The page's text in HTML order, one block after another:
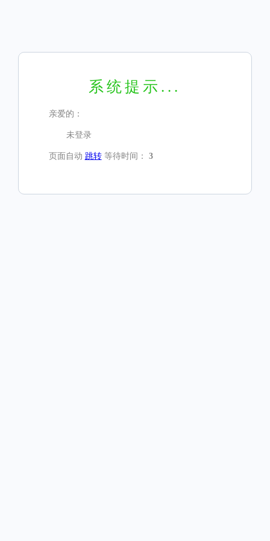
系统提示...
亲爱的：
未登录
页面自动 跳转等待时间： 3